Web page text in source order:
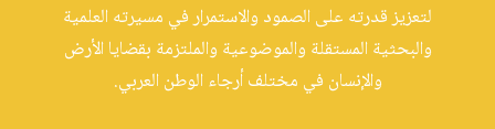
لتعزيز قدرته على الصمود والاستمرار في مسيرته العلمية
والبحثية المستقلة والموضوعية والملتزمة بقضايا الأرض
والإنسان في مختلف أرجاء الوطن العربي.